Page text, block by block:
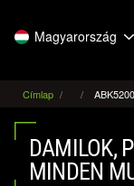
Magyarország
Címlap
DAMILOK,
MINDEN